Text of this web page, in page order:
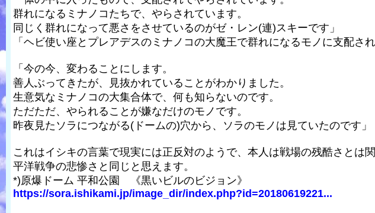
群れになるミナノコたちで、やらされています。
同じく群れになって悪さをさせているのがゼ・レン(連)スキーです」
「ヘビ使い座とプレアデスのミナノコの大魔王で群れになるモノに支配さ
「今の今、変わることにします。
善人ぶってきたが、見抜かれていることがわかりました。
生意気なミナノコの大集合体で、何も知らないのです。
ただただ、やられることが嫌なだけのモノです。
昨夜見たソラにつながる(ドームの)穴から、ソラのモノは見ていたのです」
これはイシキの言葉で現実には正反対のようで、本人は戦場の残酷さと
平洋戦争の悲惨さと同じと思えます。
*)原爆ドーム 平和公園 《黒いビルのビジョン》
https://sora.ishikami.jp/image_dir/index.php?id=20180619221...